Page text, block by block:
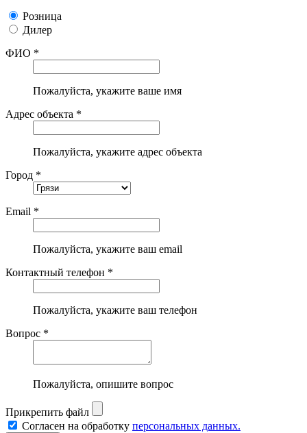
Розница
Дилер
ФИО *
Пожалуйста, укажите ваше имя
Адрес объекта *
Пожалуйста, укажите адрес объекта
Город *
Email *
Пожалуйста, укажите ваш email
Контактный телефон *
Пожалуйста, укажите ваш телефон
Вопрос *
Пожалуйста, опишите вопрос
Прикрепить файл
Согласен на обработку персональных данных.